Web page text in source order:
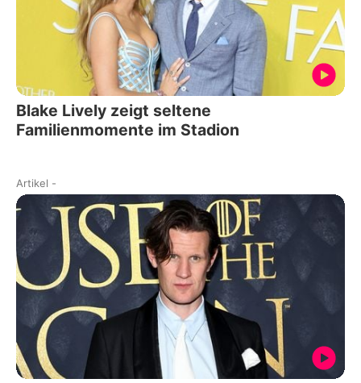
Blake Lively zeigt seltene
Familienmomente im Stadion
Artikel -